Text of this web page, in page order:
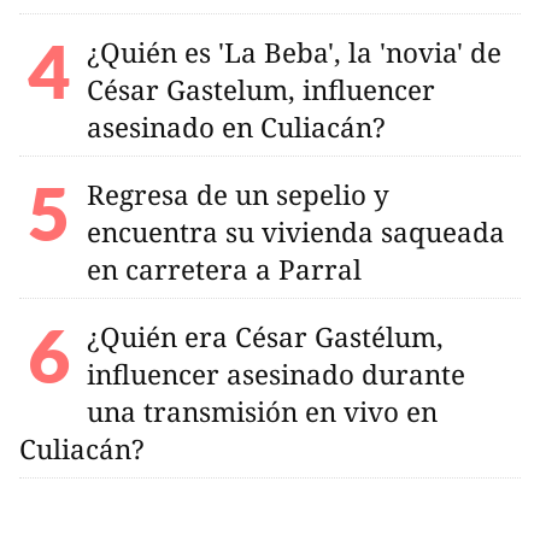
¿Quién es 'La Beba', la 'novia' de
César Gastelum, influencer
asesinado en Culiacán?
Regresa de un sepelio y
encuentra su vivienda saqueada
en carretera a Parral
¿Quién era César Gastélum,
influencer asesinado durante
una transmisión en vivo en
Culiacán?